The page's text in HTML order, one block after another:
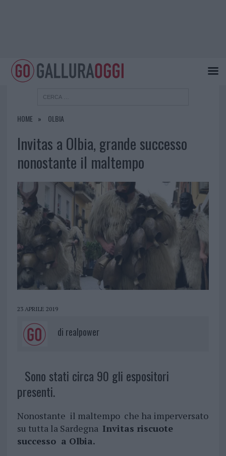
HOME OLBIA
Invitas a Olbia, grande successo
nonostante il maltempo
23 APRILE 2019
di realpower
Sono stati circa 90 gli espositori
presenti.
Nonostante il maltempo che ha imperversato
su tutta la Sardegna Invitas riscuote
successo a Olbia.